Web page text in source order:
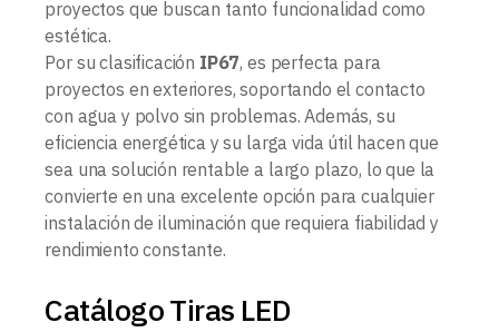
proyectos que buscan tanto funcionalidad como
estética.
Por su clasificación IP67, es perfecta para
proyectos en exteriores, soportando el contacto
con agua y polvo sin problemas. Además, su
eficiencia energética y su larga vida útil hacen que
sea una solución rentable a largo plazo, lo que la
convierte en una excelente opción para cualquier
instalación de iluminación que requiera fiabilidad y
rendimiento constante.
Catálogo Tiras LED